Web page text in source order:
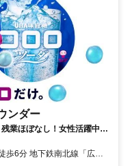
ンダー
業ほぼなし！女性活躍中♪
歩6分 地下鉄南北線「広瀬